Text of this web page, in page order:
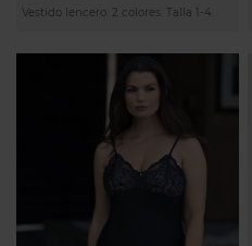
Vestido lencero. 2 colores. Talla 1-4.